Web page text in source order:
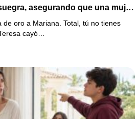
asegurando que una mujer
por espinas no merecía 50
guardó silencio, así que
que preparara la fiesta. Ella
ocultar.
oro a Mariana. Total, tú no tienes
cayó…